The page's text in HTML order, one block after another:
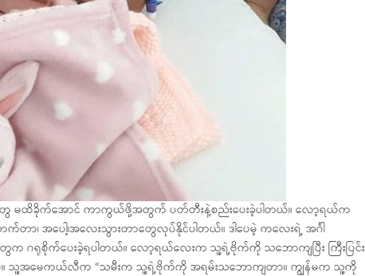
မထိခိုက်အောင် ကာကွယ်ဖို့အတွက် ပတ်တီးနဲ့စည်းပေးခဲ့ပါတယ်။ လော့ရယ်က
က်တာ၊ အပေါ့၊အလေးသွားတာတွေလုပ်နိုင်ပါတယ်။ ဒါပေမဲ့ ကလေးရဲ့ အင်္ဂါ
ရုစိုက်ပေးခဲ့ရပါတယ်။ လော့ရယ်လေးက သူ့ရဲ့ဗိုက်ကို သဘောကျပြီး ကြီးပြင်း
ြီ။ သူ့အမေကယ်လီက “သမီးက သူ့ရဲ့ဗိုက်ကို အရမ်းသဘောကျတာ။ ကျွန်မက သူ့ကို